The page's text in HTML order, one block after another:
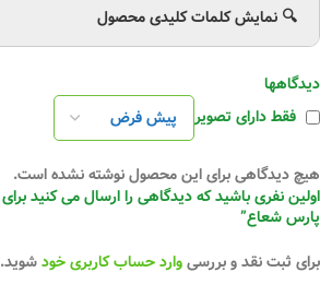
🔍 نمایش کلمات کلیدی محصول
دیدگاهها
فقط دارای تصویر
هیچ دیدگاهی برای این محصول نوشته نشده است.
پارس شعاع”
برای ثبت نقد و بررسیوارد حساب کاربری خودشوید.